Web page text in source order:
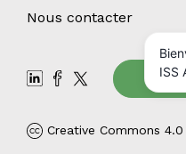
Nous contacter
Creative Commons
ISS